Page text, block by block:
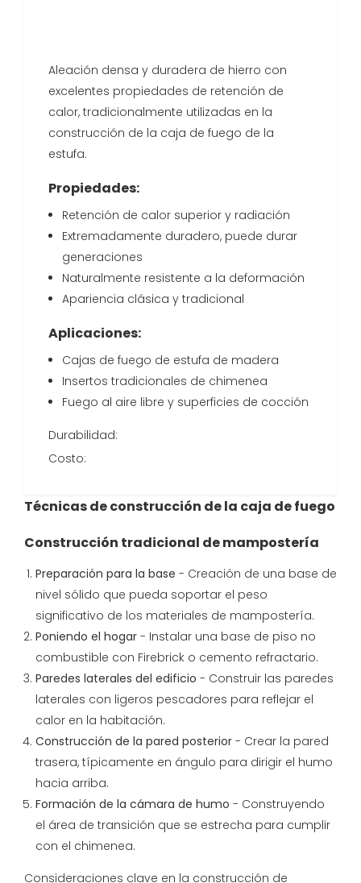
Aleación densa y duradera de hierro con
excelentes propiedades de retención de
calor, tradicionalmente utilizadas en la
construcción de la caja de fuego de la
estufa.
Propiedades:
Retención de calor superior y radiación
Extremadamente duradero, puede durar
generaciones
Naturalmente resistente a la deformación
Apariencia clásica y tradicional
Aplicaciones:
Cajas de fuego de estufa de madera
Insertos tradicionales de chimenea
Fuego al aire libre y superficies de cocción
Durabilidad:
Costo:
Técnicas de construcción de la caja de fuego
Construcción tradicional de mampostería
Preparación para la base - Creación de una base de
nivel sólido que pueda soportar el peso
significativo de los materiales de mampostería.
Poniendo el hogar - Instalar una base de piso no
combustible con Firebrick o cemento refractario.
Paredes laterales del edificio - Construir las paredes
laterales con ligeros pescadores para reflejar el
calor en la habitación.
Construcción de la pared posterior - Crear la pared
trasera, típicamente en ángulo para dirigir el humo
hacia arriba.
Formación de la cámara de humo - Construyendo
el área de transición que se estrecha para cumplir
con el chimenea.
Consideraciones clave en la construcción de